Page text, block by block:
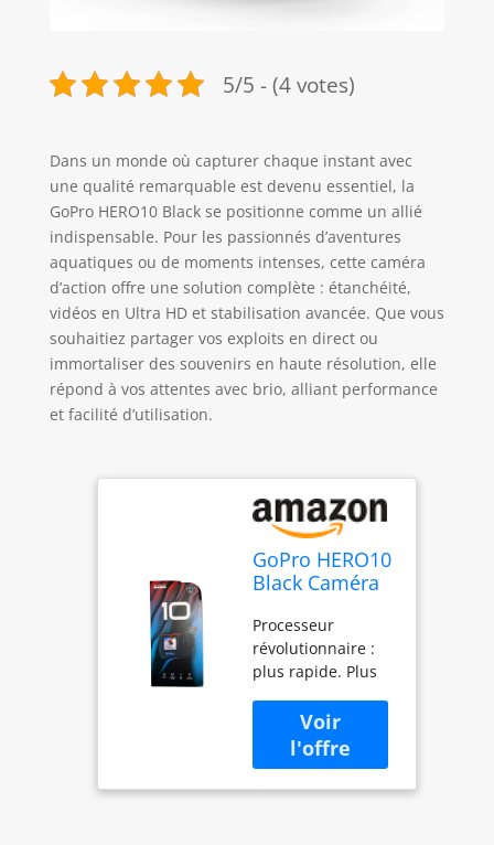
5/5 - (4 votes)
Dans un monde où capturer chaque instant avec
une qualité remarquable est devenu essentiel, la
GoPro HERO10 Black se positionne comme un allié
indispensable. Pour les passionnés d’aventures
aquatiques ou de moments intenses, cette caméra
d’action offre une solution complète : étanchéité,
vidéos en Ultra HD et stabilisation avancée. Que vous
souhaitiez partager vos exploits en direct ou
immortaliser des souvenirs en haute résolution, elle
répond à vos attentes avec brio, alliant performance
et facilité d’utilisation.
GoPro HERO10
Black Caméra
étanche avec
écran LCD
Avant et écrans
tactiles arrière,
vidéo Ultra HD
5.3K60, Photos
23 MP,
Diffusion en
Processeur
révolutionnaire :
plus rapide. Plus
puissant nouveau
moteur GP2
change le jeu :
performances